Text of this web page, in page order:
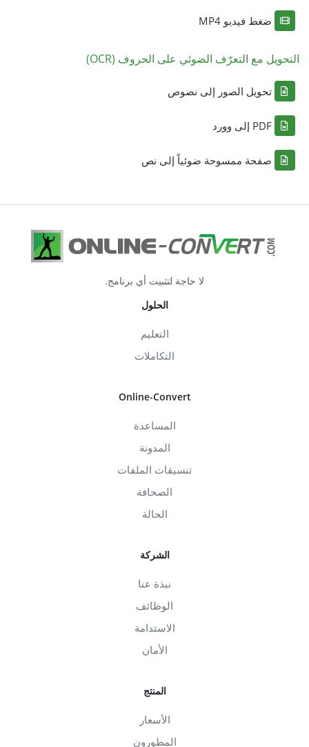
ضغط فيديو MP4
التحويل مع التعرّف الضوئي على الحروف (OCR)
تحويل الصور إلى نصوص
PDF إلى وورد
صفحة ممسوحة ضوئياً إلى نص
لا حاجة لتثبيت أي برنامج.
الحلول
التعليم
التكاملات
Online-Convert
المساعدة
المدونة
تنسيقات الملفات
الصحافة
الحالة
الشركة
نبذة عنا
الوظائف
الاستدامة
الأمان
المنتج
الأسعار
المطورون